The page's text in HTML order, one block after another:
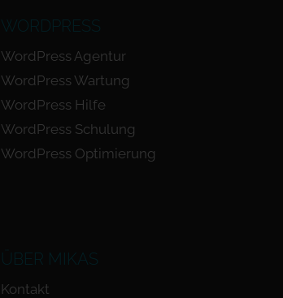
WORDPRESS
WordPress Agentur
WordPress Wartung
WordPress Hilfe
WordPress Schulung
WordPress Optimierung
ÜBER MIKAS
Kontakt